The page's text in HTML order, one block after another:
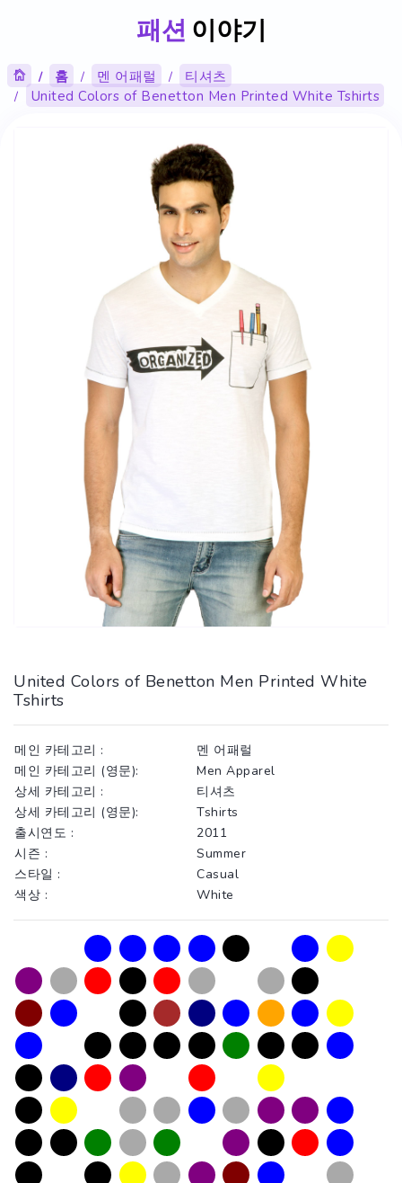
패션 이야기
홈 멘 어패럴
티셔츠
United Colors of Benetton Men Printed White Tshirts
United Colors of Benetton Men Printed White
Tshirts
메인 카테고리 :
멘 어패럴
메인 카테고리 (영문):
Men Apparel
상세 카테고리 :
티셔츠
상세 카테고리 (영문):
Tshirts
출시연도 :
2011
시즌 :
Summer
스타일 :
Casual
색상 :
White